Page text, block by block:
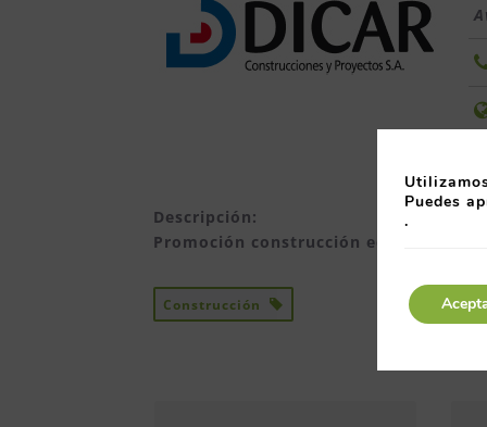
Descripción:
Promoción construcción edificaciones.
Construcción
Puedes
.